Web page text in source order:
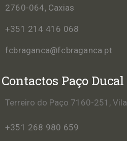
2760-064, Caxias
+351 214 416 068
fcbraganca@fcbraganca.pt
Contactos Paço Ducal
Terreiro do Paço 7160-251,
+351 268 980 659